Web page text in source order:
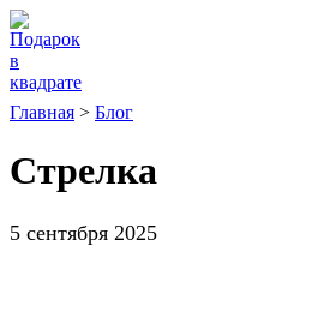
Главная > Блог
Стрелка
5 сентября 2025